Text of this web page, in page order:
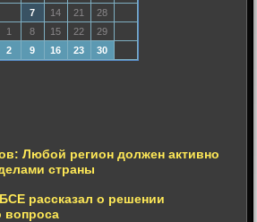
7 14 21
28
1 8 15 22
29
2 9 16 23 30
Любой регион должен активно
страны
рассказал о решении
вопроса